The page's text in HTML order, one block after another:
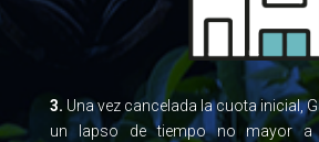
3. Una vez cancelada la cuota inicial,
un lapso de tiempo no mayor a